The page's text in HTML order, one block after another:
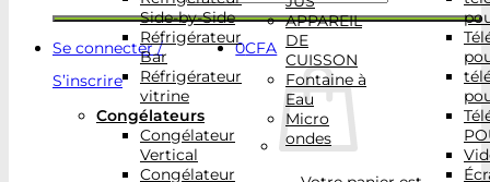
Se connecter /
S’inscrire
0CFA
Side-by-Side
Réfrigérateur
Bar
Réfrigérateur
vitrine
Congélateurs
Congélateur
Vertical
Congélateur
APPAREIL
DE
CUISSON
Fontaine à
Eau
Micro
ondes